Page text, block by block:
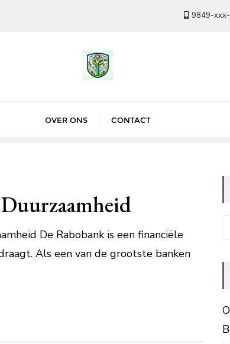
9849-
OVER ONS CONTACT
De Rabobank is een financiële
Als een van de grootste banken